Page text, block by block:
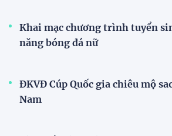
Đội tuyển Việt Nam được người
nồng nhiệt khi trở về Hà Nội
Đội tuyển nữ Việt Nam